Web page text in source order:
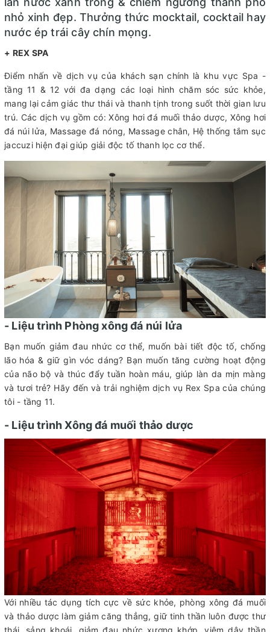
nhỏ xinh đẹp. Thưởng thức mocktail, cocktail hay
nước ép trái cây chín mọng.
+ REX SPA
Điểm nhấn về dịch vụ của khách sạn chính là khu vực Spa -
tầng 11 & 12 với đa dạng các loại hình chăm sóc sức khỏe,
mang lại cảm giác thư thái và thanh tịnh trong suốt thời gian lưu
trú. Các dịch vụ gồm có: Xông hơi đá muối thảo dược, Xông hơi
đá núi lửa, Massage đá nóng, Massage chân, Hệ thống tắm sục
jaccuzi hiện đại giúp giải độc tố thanh lọc cơ thể.
- Liệu trình Phòng xông đá núi lửa
Bạn muốn giảm đau nhức cơ thể, muốn bài tiết độc tố, chống
lão hóa & giữ gìn vóc dáng? Bạn muốn tăng cường hoạt động
của não bộ và thúc đẩy tuần hoàn máu, giúp làn da mịn màng
và tươi trẻ? Hãy đến và trải nghiệm dịch vụ Rex Spa của chúng
tôi - tầng 11.
- Liệu trình Xông đá muối thảo dược
Với nhiều tác dụng tích cực về sức khỏe, phòng xông đá muối
và thảo dược làm giảm căng thẳng, giữ tinh thần luôn được thư